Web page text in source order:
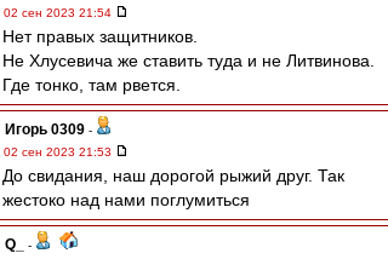
02 сен 2023 21:54
Нет правых защитников.
Не Хлусевича же ставить туда и не Литвинова.
Где тонко, там рвется.
Игорь 0309 -
02 сен 2023 21:53
До свидания, наш дорогой рыжий друг. Так
жестоко над нами поглумиться
Q_ -